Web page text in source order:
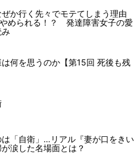
か行く先々でモテてしまう理由
められる！？ 発達障害女子の愛
み
何を思うのか【第15回 死後も残
「自衛」…リアル『妻が口をきい
涙した名場面とは？